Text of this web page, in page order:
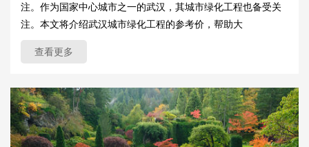
注。作为国家中心城市之一的武汉，其城市绿化工程也备受关
注。本文将介绍武汉城市绿化工程的参考价，帮助大
查看更多